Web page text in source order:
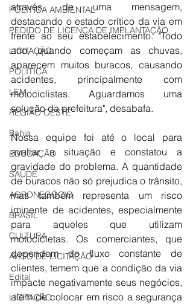
POLÍTICA AMBIENTAL
PEDIDO DE LICENÇA DE IMPLANTAÇÃO
LICITAÇÃO
POLÍTICA
LEM
REGIÃO OESTE
Bahia
EDUCAÇÃO
SAÚDE
AGRONEGÓCIO
BRASIL
CULTURA
AVISO DE LICITAÇÃO
Edital
LICITAÇÃO
através de uma mensagem,
destacando o estado crítico da via em
frente ao seu estabelecimento. "Todo
ano, quando começam as chuvas,
aparecem muitos buracos, causando
acidentes, principalmente com
motociclistas. Aguardamos uma
solução da prefeitura", desabafa.
Nossa equipe foi até o local para
avaliar a situação e constatou a
gravidade do problema. A quantidade
de buracos não só prejudica o trânsito,
mas também representa um risco
iminente de acidentes, especialmente
para aqueles que utilizam
motocicletas. Os comerciantes, que
dependem do fluxo constante de
clientes, temem que a condição da via
impacte negativamente seus negócios,
além de colocar em risco a segurança